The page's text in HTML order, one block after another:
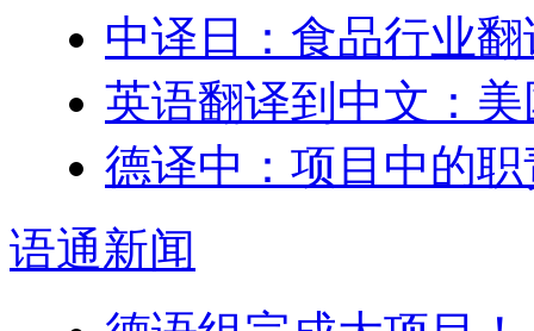
中译日：食品行业翻
英语翻译到中文：
德译中：项目中的
语通新闻